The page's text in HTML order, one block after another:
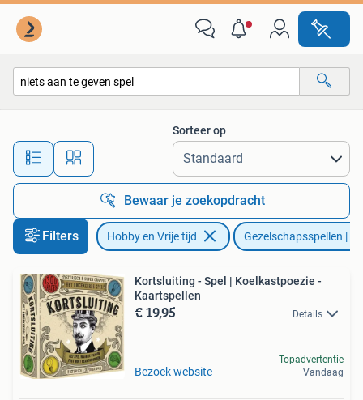
Alle afstanden…
Sorteer op
Bewaar je zoekopdracht
Filters Hobby en Vrije tijd Gezelschapsspellen |
Kortsluiting - Spel | Koelkastpoezie -
Kaartspellen
€ 19,95 Details
Bezoek website
Topadvertentie
Vandaag